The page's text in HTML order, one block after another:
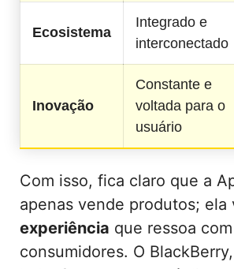
Ecosistema
Integrado e
interconectado
Inovação
Constante e
voltada para o
usuário
Com isso, fica claro que a
apenas vende produtos; ela
experiência que ressoa
consumidores. O